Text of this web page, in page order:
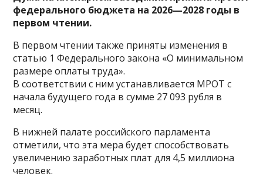
федерального бюджета на 2026—2028 годы в
первом чтении.
В первом чтении также приняты изменения в
статью 1 Федерального закона «О минимальном
размере оплаты труда».
В соответствии с ним устанавливается МРОТ с
начала будущего года в сумме 27 093 рубля в
месяц.
В нижней палате российского парламента
отметили, что эта мера будет способствовать
увеличению заработных плат для 4,5 миллиона
человек.